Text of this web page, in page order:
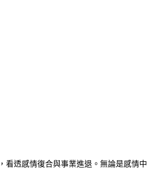
看透感情復合與事業進退。無論是感情中